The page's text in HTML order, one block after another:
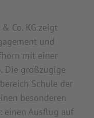
Co. KG zeigt
und
mit einer
Die großzügige
Schule der
besonderen
einen Ausflug auf